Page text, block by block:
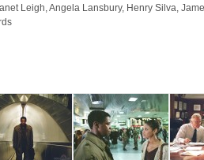
Leigh, Angela Lansbury, Henry Silva,